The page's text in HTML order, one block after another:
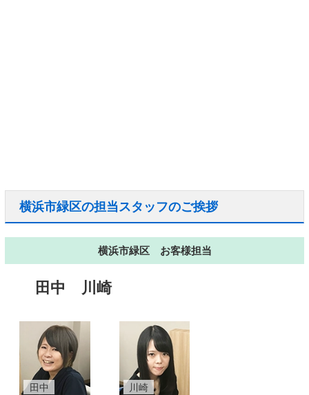
横浜市緑区の担当スタッフのご挨拶
横浜市緑区 お客様担当
田中 川崎
田中 川崎